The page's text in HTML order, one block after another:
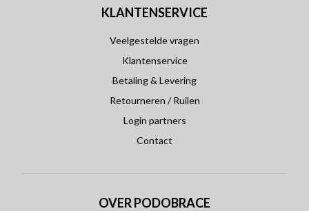
KLANTENSERVICE
Veelgestelde vragen
Klantenservice
Betaling & Levering
Retourneren / Ruilen
Login partners
Contact
OVER PODOBRACE